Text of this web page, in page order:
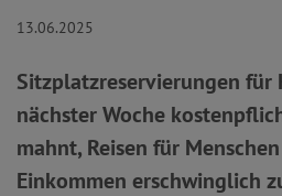
13.06.2025
Sitzplatzreservierungen für
nächster Woche
mahnt, Reisen für
Einkommen erschwinglich